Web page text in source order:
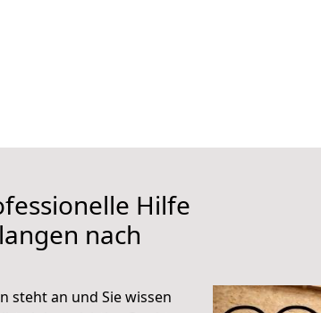
Hilfe
nach
steht an und Sie wissen